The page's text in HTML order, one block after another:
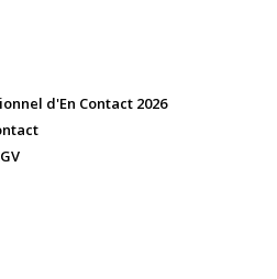
d'En Contact 2026